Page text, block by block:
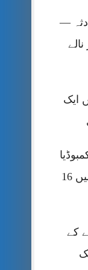
—
ایک
سے ہنگامی کال پر چکری میں 16
کے